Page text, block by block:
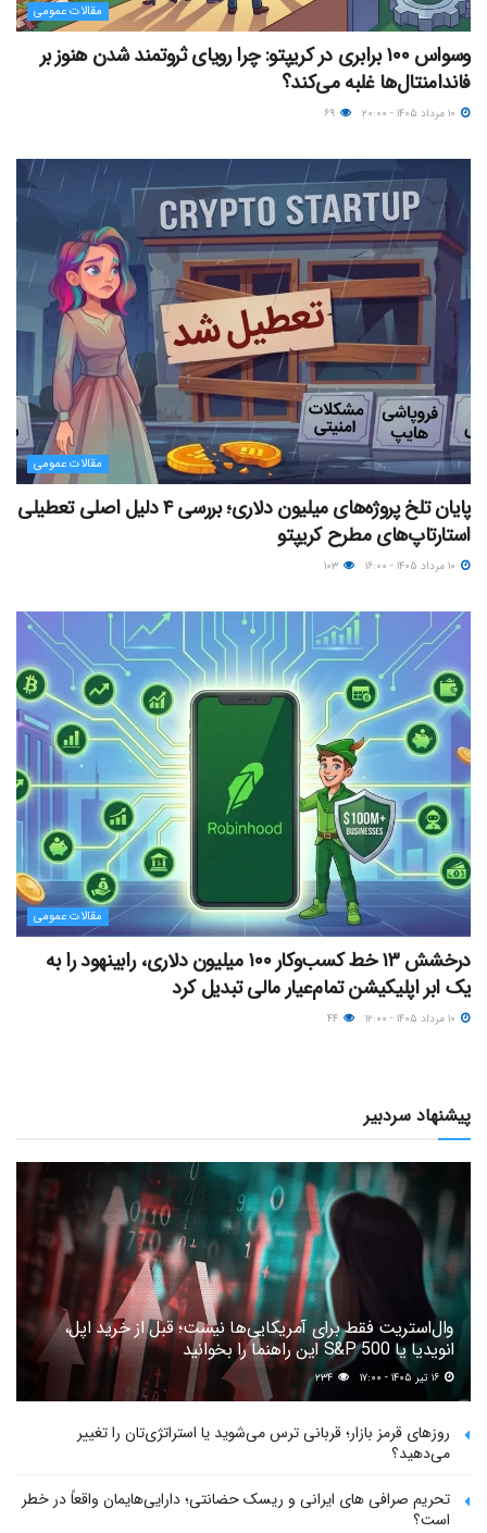
مقالات عمومی
وسواس ۱۰۰ برابری در کریپتو: چرا رویای ثروتمند شدن هنوز بر
فاندامنتال‌ها غلبه می‌کند؟
مقالات عمومی
پایان تلخ پروژه‌های میلیون دلاری؛ بررسی ۴ دلیل اصلی تعطیلی
استارتاپ‌های مطرح کریپتو
مقالات عمومی
درخشش ۱۳ خط کسب‌وکار ۱۰۰ میلیون دلاری، رابینهود را به
یک ابر اپلیکیشن تمام‌عیار مالی تبدیل کرد
پیشنهاد سردبیر
وال‌استریت فقط برای آمریکایی‌ها نیست؛ قبل از خرید اپل،
انویدیا یا S&P 500 این راهنما را بخوانید
۲۳۴
روزهای قرمز بازار؛ قربانی ترس می‌شوید یا استراتژی‌تان را تغییر
می‌دهید؟
تحریم صرافی های ایرانی و ریسک حضانتی؛ دارایی‌هایمان واقعاً در خطر
است؟